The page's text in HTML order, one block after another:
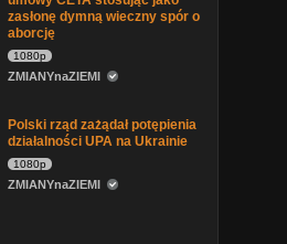
zasłonę dymną wieczny spór o
aborcję
1080p
ZMIANYnaZIEMI
Polski rząd zażądał potępienia
działalności UPA na Ukrainie
1080p
ZMIANYnaZIEMI